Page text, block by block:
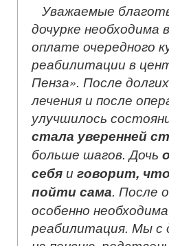
Уважаемые
дочурке
оплате очередного
реабилитации в
Пенза». После
лечения и после
улучшилось
стала уверенней
больше шагов. Дочь
себяи говорит,
пойти сама. После
особенно
реабилитация. Мы с